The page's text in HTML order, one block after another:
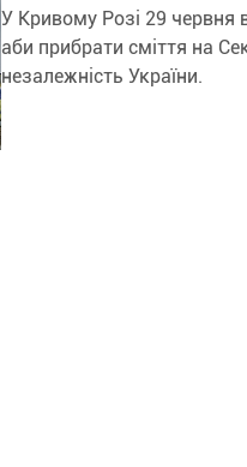
У Кривому Розі 29 червня
аби прибрати сміття на
незалежність України.